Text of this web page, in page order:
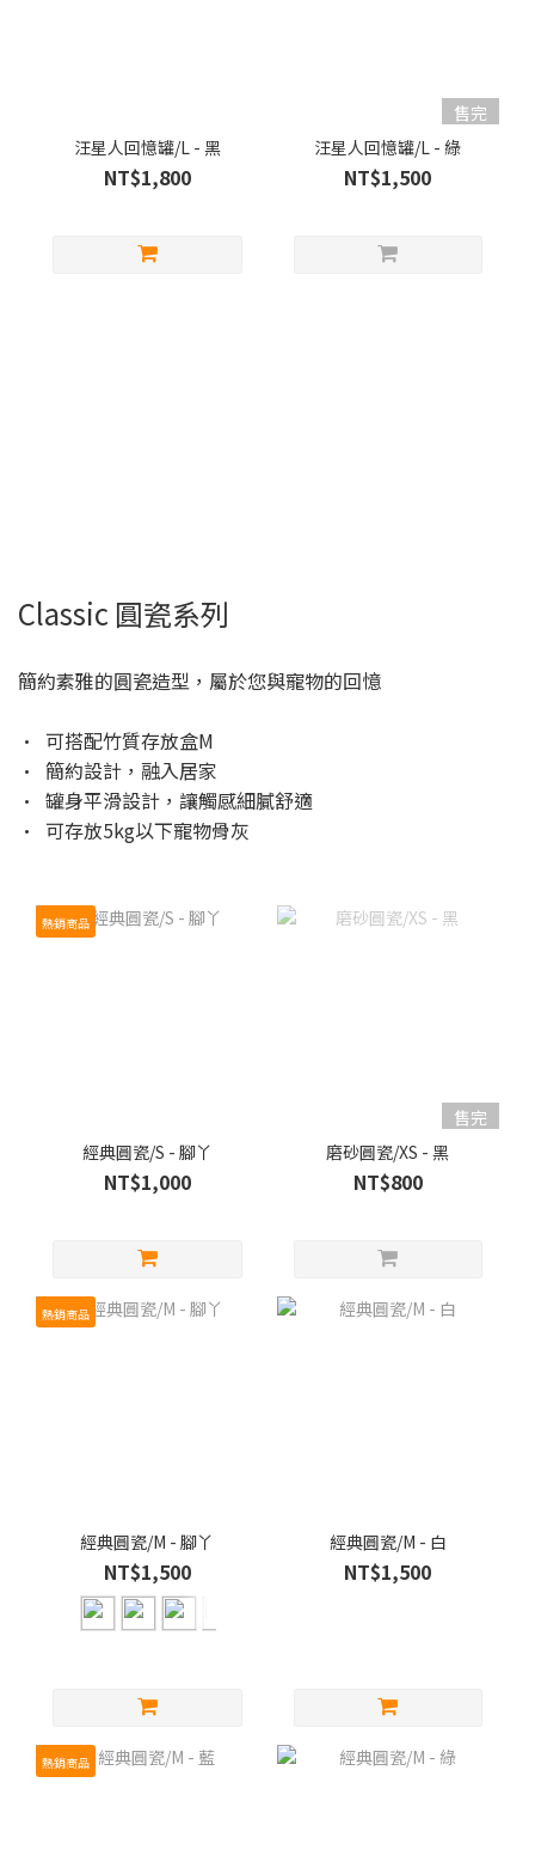
汪星人回憶罐/L - 黑
NT$1,800
售完
汪星人回憶罐/L - 綠
NT$1,500
Classic 圓瓷系列
簡約素雅的圓瓷造型，屬於您與寵物的回憶
• 可搭配竹質存放盒M
• 簡約設計，融入居家
• 罐身平滑設計，讓觸感細膩舒適
• 可存放5kg以下寵物骨灰
熱銷商品
經典圓瓷/S - 腳丫
NT$1,000
售完
磨砂圓瓷/XS - 黑
NT$800
熱銷商品
經典圓瓷/M - 腳丫
NT$1,500
經典圓瓷/M - 白
NT$1,500
熱銷商品